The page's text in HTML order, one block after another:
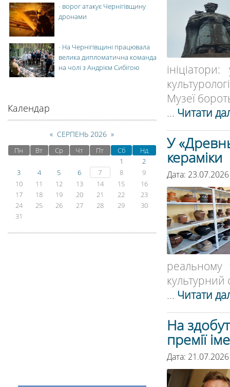
Музеї
... Читати
У
кераміки
Дата:
культурний
... Читати
На
премії
Дата:
- ворог атакує Чернігівщину
дронами
- На Чернігівщині працювала
велика дипломатична команда
на чолі з Андрієм Сибігою
Календар
« СЕРПЕНЬ 2026 »
Пн Вт Ср Чт Пт Сб
Нд
1
2
3
4 5 6 7 8
9
10
11 12 13 14 15
16
17
18 19 20 21 22
23
24
25 26 27 28 29
30
31